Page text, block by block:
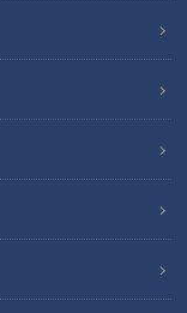
？【チャント！】